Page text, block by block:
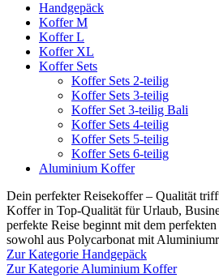
Handgepäck
Koffer M
Koffer L
Koffer XL
Koffer Sets
Koffer Sets 2-teilig
Koffer Sets 3-teilig
Koffer Set 3-teilig Bali
Koffer Sets 4-teilig
Koffer Sets 5-teilig
Koffer Sets 6-teilig
Aluminium Koffer
Dein perfekter Reisekoffer – Qualität
Koffer in Top-Qualität für Urlaub,
perfekte Reise beginnt mit dem
sowohl aus Polycarbonat mit
Zur Kategorie Handgepäck
Zur Kategorie Aluminium Koffer